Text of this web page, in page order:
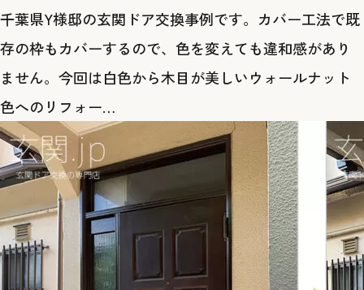
千葉県Y様邸の玄関ドア交換事例です。カバー工法で既
存の枠もカバーするので、色を変えても違和感があり
ません。今回は白色から木目が美しいウォールナット
色へのリフォー…